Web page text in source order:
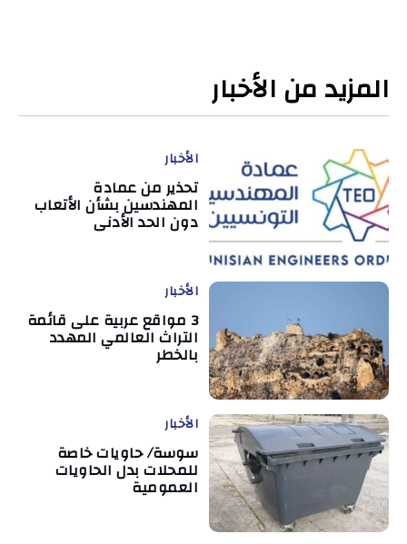
المزيد من الأخبار
الأخبار
تحذير من عمادة
المهندسين بشأن الأتعاب
دون الحد الأدنى
الأخبار
3 مواقع عربية على قائمة
التراث العالمي المهدد
بالخطر
الأخبار
سوسة/ حاويات خاصة
للمحلات بدل الحاويات
العمومية